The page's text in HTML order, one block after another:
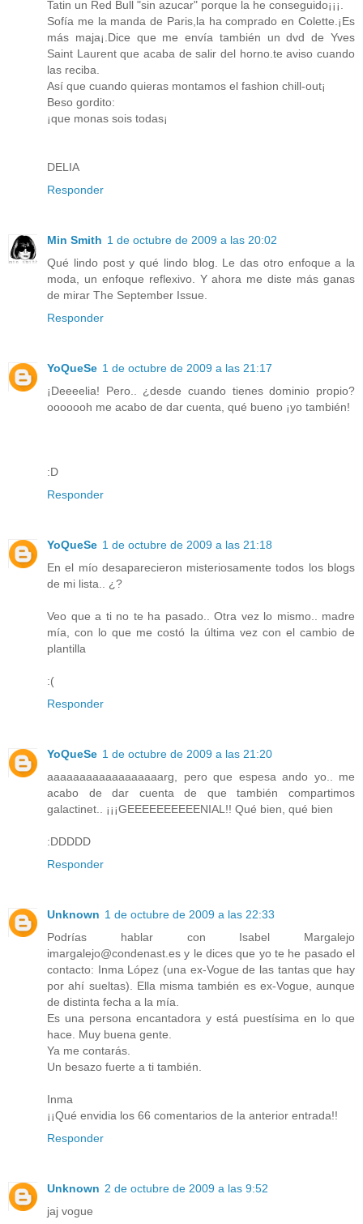
Tatin un Red Bull "sin azucar" porque la he conseguido¡¡¡.
Sofía me la manda de Paris,la ha comprado en Colette.¡Es
más maja¡.Dice que me envía también un dvd de Yves
Saint Laurent que acaba de salir del horno.te aviso cuando
las reciba.
Así que cuando quieras montamos el fashion chill-out¡
Beso gordito:
¡que monas sois todas¡
DELIA
Responder
Min Smith 1 de octubre de 2009 a las 20:02
Qué lindo post y qué lindo blog. Le das otro enfoque a la
moda, un enfoque reflexivo. Y ahora me diste más ganas
de mirar The September Issue.
Responder
YoQueSe 1 de octubre de 2009 a las 21:17
¡Deeeelia! Pero.. ¿desde cuando tienes dominio propio?
ooooooh me acabo de dar cuenta, qué bueno ¡yo también!
:D
Responder
YoQueSe 1 de octubre de 2009 a las 21:18
En el mío desaparecieron misteriosamente todos los blogs
de mi lista.. ¿?
Veo que a ti no te ha pasado.. Otra vez lo mismo.. madre
mía, con lo que me costó la última vez con el cambio de
plantilla
:(
Responder
YoQueSe 1 de octubre de 2009 a las 21:20
aaaaaaaaaaaaaaaaaarg, pero que espesa ando yo.. me
acabo de dar cuenta de que también compartimos
galactinet.. ¡¡¡GEEEEEEEEEENIAL!! Qué bien, qué bien
:DDDDD
Responder
Unknown 1 de octubre de 2009 a las 22:33
Podrías hablar con Isabel Margalejo
imargalejo@condenast.es y le dices que yo te he pasado el
contacto: Inma López (una ex-Vogue de las tantas que hay
por ahí sueltas). Ella misma también es ex-Vogue, aunque
de distinta fecha a la mía.
Es una persona encantadora y está puestísima en lo que
hace. Muy buena gente.
Ya me contarás.
Un besazo fuerte a ti también.
Inma
¡¡Qué envidia los 66 comentarios de la anterior entrada!!
Responder
Unknown 2 de octubre de 2009 a las 9:52
jaj vogue